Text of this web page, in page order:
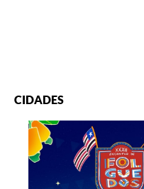
CIDADES